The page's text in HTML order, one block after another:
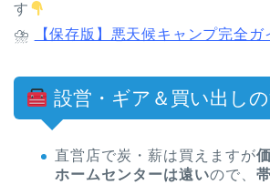
す
⛈
【保存版】悪天候キャンプ完全ガ
設営・ギア＆買い出し
直営店で炭・薪は買えますが
ホームセンターは遠いので、